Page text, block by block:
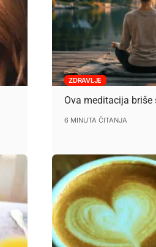
ZDRAVLJE
Ova meditacija
6 MINUTA ČITANJA